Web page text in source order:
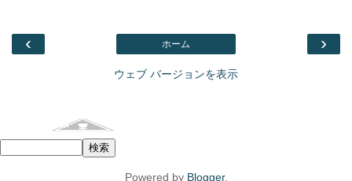
‹ ›
ホーム
ウェブ バージョンを表示
このブログを検索
Powered by Blogger.